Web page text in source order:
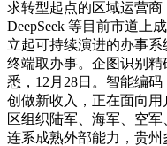
求转型起点的区域运营商
DeepSeek 等目前市道上
立起可持续演进的办事
终端取办事。企图识别精
悉，12月28日。智能编
创做新收入，正在面向
区组织陆军、海军、空
连系成熟外部能力，贵